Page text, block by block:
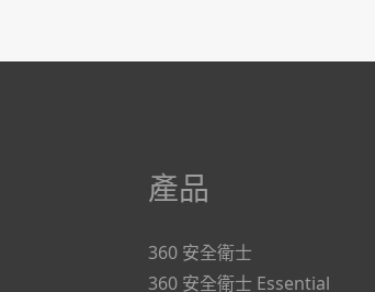
產品
360 安全衛士
360 安全衛士 Essential